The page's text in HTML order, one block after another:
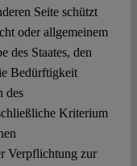
Seite schützt
oder allgemeinem
des Staates, den
Bedürftigkeit
des
Kriterium
Verpflichtung zur